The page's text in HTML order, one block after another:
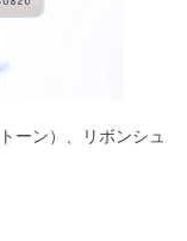
ーン）、リボンシュ